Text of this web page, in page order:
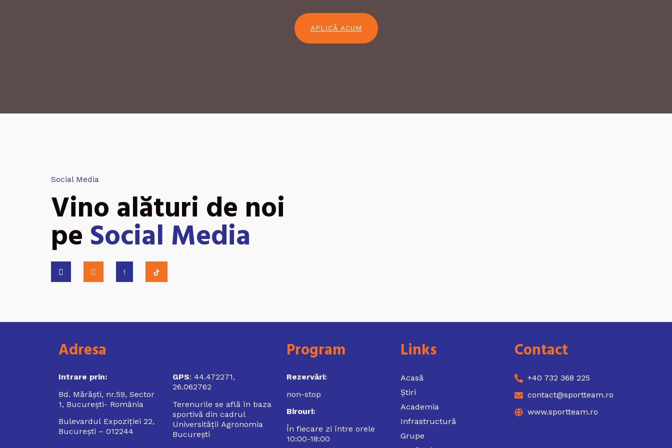
APLICĂ ACUM
Social Media
Vino alături de noi
pe Social Media
Adresa
Intrare prin:
Bd. Mărăști, nr.59, Sector
1, București- România
Bulevardul Expoziției 22,
București – 012244
GPS: 44.472271,
26.062762
Terenurile se află în baza
sportivă din cadrul
Universității Agronomia
București
Program
Rezervări:
non-stop
Birouri:
În fiecare zi între orele
10:00-18:00
Links
Acasă
Știri
Academia
Infrastructură
Grupe
Contact
+40 732 368 225
contact@sportteam.ro
www.sportteam.ro